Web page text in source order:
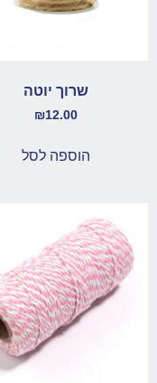
שרוך יוטה
₪12.00
הוספה לסל